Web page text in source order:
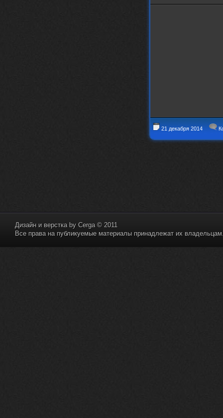
21 декабря 2014
Дизайн и верстка by Cerga© 2011
Все права на публикуемые материалы принадлежат их